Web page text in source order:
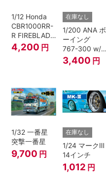
1/12 Honda
CBR1000RR-
R FIREBLADE
SP 30th
Anniversary
4,200 円
在庫なし
1/200 ANA ボ
ーイング
767-300 w/
ウイングレッ
ト “B767就航
3,400 円
1/32 一番星
突撃一番星
9,700 円
在庫なし
1/24 マークⅢ
14インチ
1,012 円